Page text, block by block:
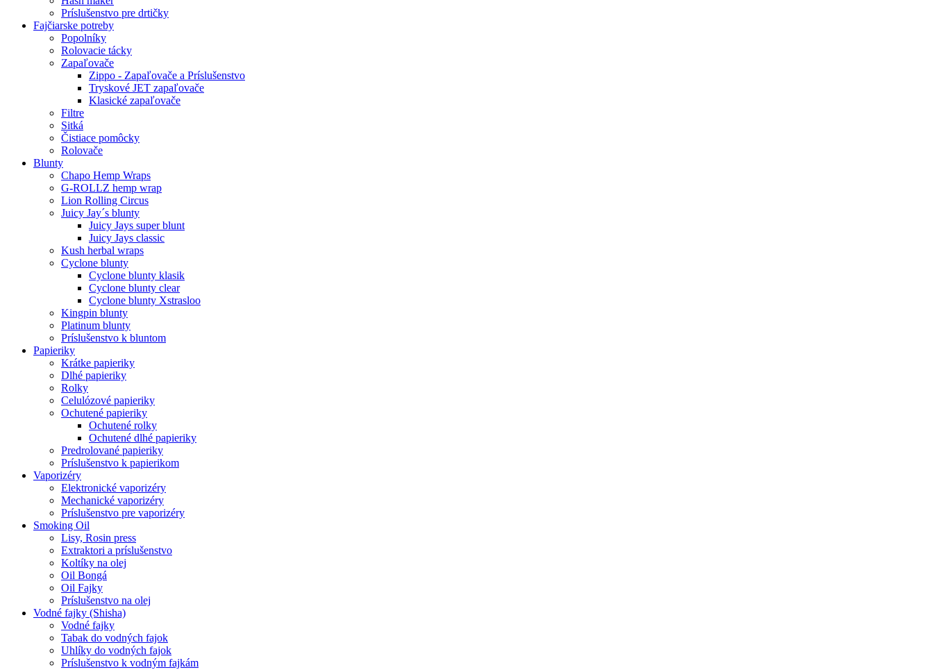
Príslušenstvo pre drtičky
Fajčiarske potreby
Popolníky
Rolovacie tácky
Zapaľovače
Zippo - Zapaľovače a Príslušenstvo
Tryskové JET zapaľovače
Klasické zapaľovače
Filtre
Sitká
Čistiace pomôcky
Rolovače
Blunty
Chapo Hemp Wraps
G-ROLLZ hemp wrap
Lion Rolling Circus
Juicy Jay´s blunty
Juicy Jays super blunt
Juicy Jays classic
Kush herbal wraps
Cyclone blunty
Cyclone blunty klasik
Cyclone blunty clear
Cyclone blunty Xstrasloo
Kingpin blunty
Platinum blunty
Príslušenstvo k bluntom
Papieriky
Krátke papieriky
Dlhé papieriky
Rolky
Celulózové papieriky
Ochutené papieriky
Ochutené rolky
Ochutené dlhé papieriky
Predrolované papieriky
Príslušenstvo k papierikom
Vaporizéry
Elektronické vaporizéry
Mechanické vaporizéry
Príslušenstvo pre vaporizéry
Smoking Oil
Lisy, Rosin press
Extraktori a príslušenstvo
Koltíky na olej
Oil Bongá
Oil Fajky
Príslušenstvo na olej
Vodné fajky (Shisha)
Vodné fajky
Tabak do vodných fajok
Uhlíky do vodných fajok
Príslušenstvo k vodným fajkám